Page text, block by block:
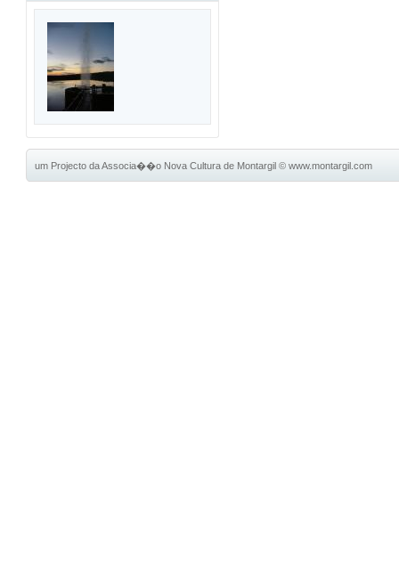
um Projecto da Associa��o Nova Cultura de Montargil©www.montargil.com